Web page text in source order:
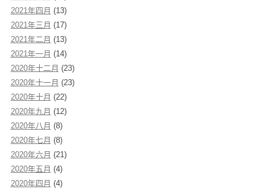
2021年四月 (13)
2021年三月 (17)
2021年二月 (13)
2021年一月 (14)
2020年十二月 (23)
2020年十一月 (23)
2020年十月 (22)
2020年九月 (12)
2020年八月 (8)
2020年七月 (8)
2020年六月 (21)
2020年五月 (4)
2020年四月 (4)